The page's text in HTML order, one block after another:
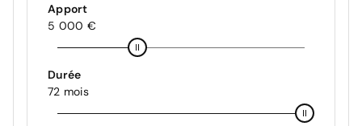
Apport
5 000 €
Durée
72 mois